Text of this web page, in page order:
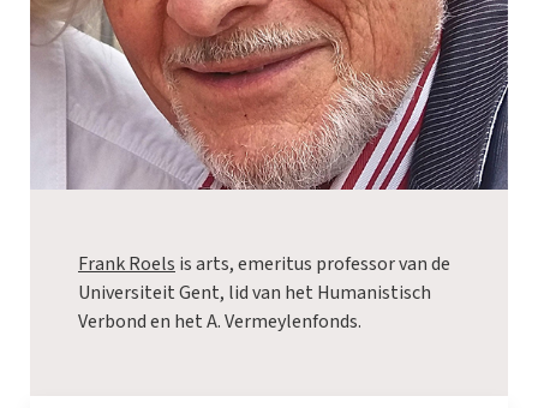
Frank Roels is arts, emeritus professor van de
Universiteit Gent, lid van het Humanistisch
Verbond en het A. Vermeylenfonds.